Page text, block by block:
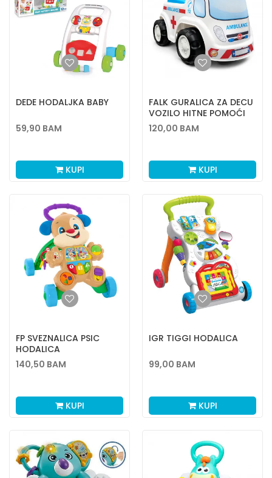
DEDE HODALJKA BABY
59,90 BAM
KUPI
FALK GURALICA ZA DECU
VOZILO HITNE POMOĆI
120,00 BAM
KUPI
FP SVEZNALICA PSIC
HODALICA
140,50 BAM
KUPI
IGR TIGGI HODALICA
99,00 BAM
KUPI